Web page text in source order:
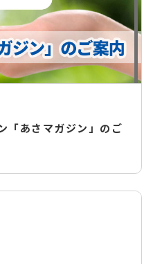
「あさマガジン」のご